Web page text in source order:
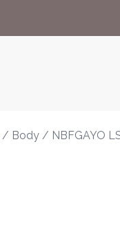
/ Body / NBFGAYO